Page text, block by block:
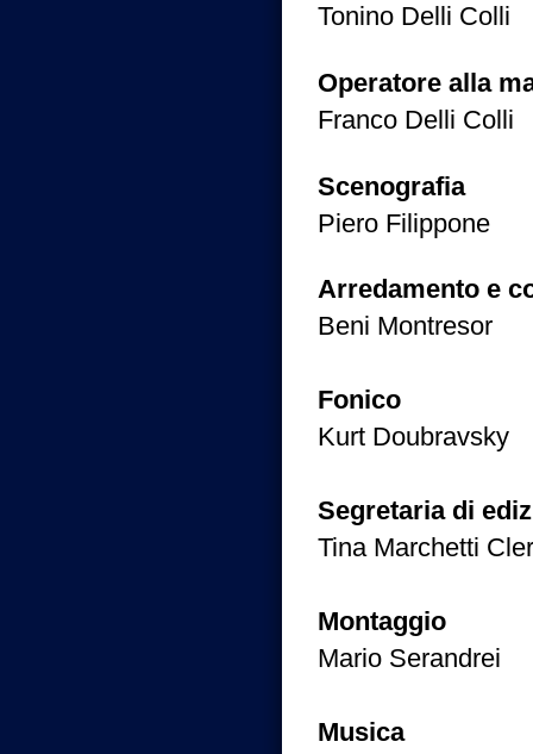
Tonino Delli Colli
Operatore alla
Franco Delli Colli
Scenografia
Piero Filippone
Arredamento e
Beni Montresor
Fonico
Kurt Doubravsky
Segretaria di
Tina Marchetti
Montaggio
Mario Serandrei
Musica